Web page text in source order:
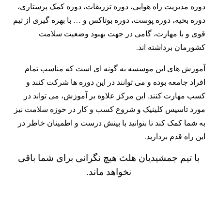
دوره مدیریت راه هوایی، دوره تزریقات، دوره کمک پرستاری،
دوره بخیه، دوره پوست، دوره بوتاکس و … با بهره گیری از تیم
قوی و با مهارت، گامی در جهت بهبود وضعیت سلامت
کشورمان برداشته اند.
آموزش های این موسسه به گونه ای است که مناسب تمام
افراد جامعه بوده و می توانند در این دوره ها شرکت کنند و
کسب مهارت کنند. این مرکز علاوه بر آموزش، می تواند در
مورد تاسیس کلینیک و شروع کسب و کار در حوزه سلامت نیز
به شما کمک کند تا بتوانید با بینش درست و اطمینان خاطر در
این راه قدم بردارید.
با تیم جمشیدیان هلث هیچ نگرانی برای شما باقی
نخواهد ماند.